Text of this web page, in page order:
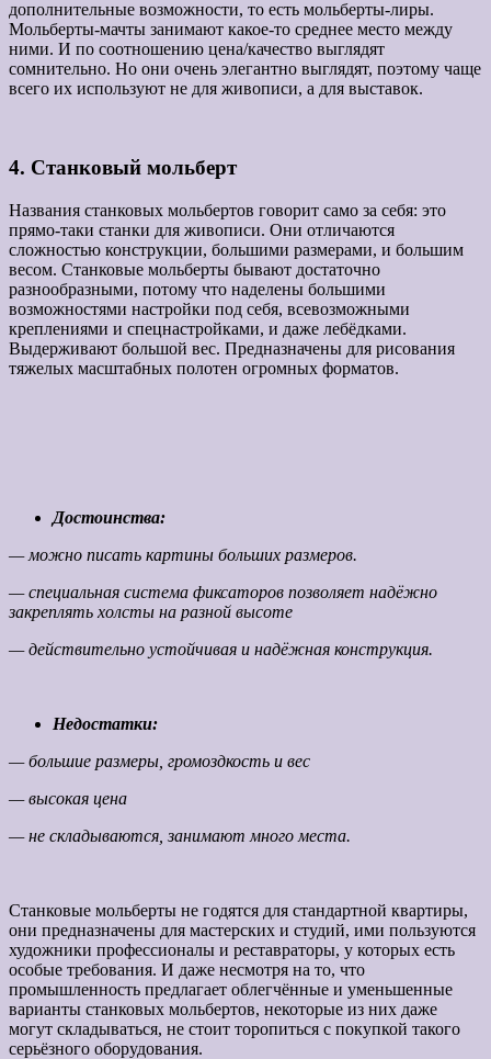
дополнительные возможности, то есть мольберты-лиры.
Мольберты-мачты занимают какое-то среднее место между
ними. И по соотношению цена/качество выглядят
сомнительно. Но они очень элегантно выглядят, поэтому чаще
всего их используют не для живописи, а для выставок.
4. Станковый мольберт
Названия станковых мольбертов говорит само за себя: это
прямо-таки станки для живописи. Они отличаются
сложностью конструкции, большими размерами, и большим
весом. Станковые мольберты бывают достаточно
разнообразными, потому что наделены большими
возможностями настройки под себя, всевозможными
креплениями и спецнастройками, и даже лебёдками.
Выдерживают большой вес. Предназначены для рисования
тяжелых масштабных полотен огромных форматов.
Достоинства:
— можно писать картины больших размеров.
— специальная система фиксаторов позволяет надёжно
закреплять холсты на разной высоте
— действительно устойчивая и надёжная конструкция.
Недостатки:
— большие размеры, громоздкость и вес
— высокая цена
— не складываются, занимают много места.
Станковые мольберты не годятся для стандартной квартиры,
они предназначены для мастерских и студий, ими пользуются
художники профессионалы и реставраторы, у которых есть
особые требования. И даже несмотря на то, что
промышленность предлагает облегчённые и уменьшенные
варианты станковых мольбертов, некоторые из них даже
могут складываться, не стоит торопиться с покупкой такого
серьёзного оборудования.